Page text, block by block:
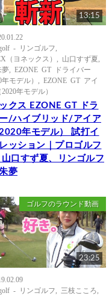
13:15
- リンゴルフ
（ヨネックス）
山口すず夏
夢
EZONE GT ドライバー
年モデル）
EZONE GT アイ
年モデル）
クス EZONE GT ドラ
/ハイブリッド/アイア
年モデル） 試打イ
ッション｜プロゴルフ
山口すず夏、リンゴルフ
夢
ゴルフのラウンド動画
23:25
- リンゴルフ
三枝こころ